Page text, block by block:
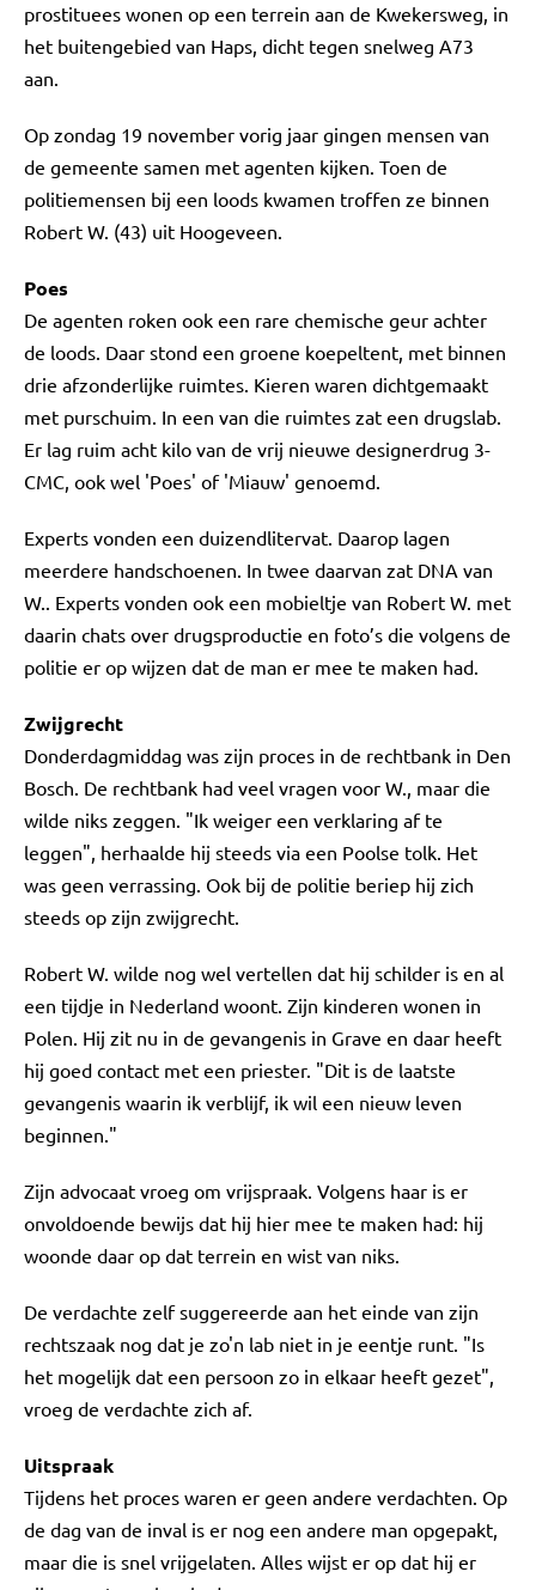
prostituees wonen op een terrein aan de Kwekersweg, in
het buitengebied van Haps, dicht tegen snelweg A73
aan.
Op zondag 19 november vorig jaar gingen mensen van
de gemeente samen met agenten kijken. Toen de
politiemensen bij een loods kwamen troffen ze binnen
Robert W. (43) uit Hoogeveen.
Poes
De agenten roken ook een rare chemische geur achter
de loods. Daar stond een groene koepeltent, met binnen
drie afzonderlijke ruimtes. Kieren waren dichtgemaakt
met purschuim. In een van die ruimtes zat een drugslab.
Er lag ruim acht kilo van de vrij nieuwe designerdrug 3-
CMC, ook wel 'Poes' of 'Miauw' genoemd.
Experts vonden een duizendlitervat. Daarop lagen
meerdere handschoenen. In twee daarvan zat DNA van
W.. Experts vonden ook een mobieltje van Robert W. met
daarin chats over drugsproductie en foto’s die volgens de
politie er op wijzen dat de man er mee te maken had.
Zwijgrecht
Donderdagmiddag was zijn proces in de rechtbank in Den
Bosch. De rechtbank had veel vragen voor W., maar die
wilde niks zeggen. "Ik weiger een verklaring af te
leggen", herhaalde hij steeds via een Poolse tolk. Het
was geen verrassing. Ook bij de politie beriep hij zich
steeds op zijn zwijgrecht.
Robert W. wilde nog wel vertellen dat hij schilder is en al
een tijdje in Nederland woont. Zijn kinderen wonen in
Polen. Hij zit nu in de gevangenis in Grave en daar heeft
hij goed contact met een priester. "Dit is de laatste
gevangenis waarin ik verblijf, ik wil een nieuw leven
beginnen."
Zijn advocaat vroeg om vrijspraak. Volgens haar is er
onvoldoende bewijs dat hij hier mee te maken had: hij
woonde daar op dat terrein en wist van niks.
De verdachte zelf suggereerde aan het einde van zijn
rechtszaak nog dat je zo'n lab niet in je eentje runt. "Is
het mogelijk dat een persoon zo in elkaar heeft gezet",
vroeg de verdachte zich af.
Uitspraak
Tijdens het proces waren er geen andere verdachten. Op
de dag van de inval is er nog een andere man opgepakt,
maar die is snel vrijgelaten. Alles wijst er op dat hij er